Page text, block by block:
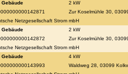
2 kW
Zur Koselmühle 30,
Netzgesellschaft Strom mbH
2 kW
Zur Koselmühle 30,
Netzgesellschaft Strom mbH
4 kW
Waldweg 28, 03099